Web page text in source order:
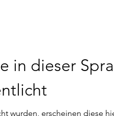
in dieser
wurden, erscheinen diese